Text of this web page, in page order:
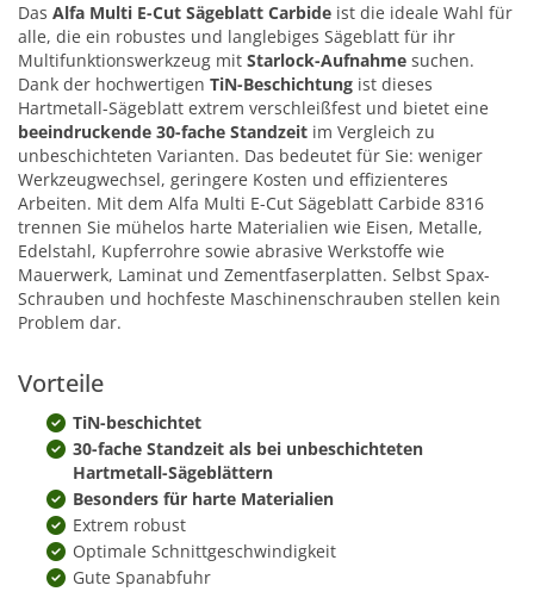
Das Alfa Multi E-Cut Sägeblatt Carbide ist die ideale Wahl für
alle, die ein robustes und langlebiges Sägeblatt für ihr
Multifunktionswerkzeug mit Starlock-Aufnahme suchen.
Dank der hochwertigen TiN-Beschichtung ist dieses
Hartmetall-Sägeblatt extrem verschleißfest und bietet eine
beeindruckende 30-fache Standzeit im Vergleich zu
unbeschichteten Varianten. Das bedeutet für Sie: weniger
Werkzeugwechsel, geringere Kosten und effizienteres
Arbeiten. Mit dem Alfa Multi E-Cut Sägeblatt Carbide 8316
trennen Sie mühelos harte Materialien wie Eisen, Metalle,
Edelstahl, Kupferrohre sowie abrasive Werkstoffe wie
Mauerwerk, Laminat und Zementfaserplatten. Selbst Spax-
Schrauben und hochfeste Maschinenschrauben stellen kein
Problem dar.
Vorteile
TiN-beschichtet
30-fache Standzeit als bei unbeschichteten
Hartmetall-Sägeblättern
Besonders für harte Materialien
Extrem robust
Optimale Schnittgeschwindigkeit
Gute Spanabfuhr